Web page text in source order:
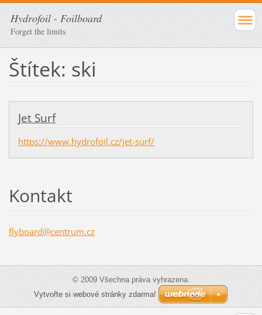
Hydrofoil - Foilboard
Forget the limits
Štítek: ski
Jet Surf
https://www.hydrofoil.cz/jet-surf/
Kontakt
flyboard@centrum.cz
© 2009 Všechna práva vyhrazena.
Vytvořte si webové stránky zdarma!